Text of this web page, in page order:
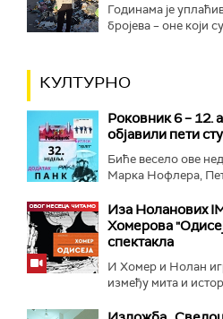
Годинама је
бројева – оне који
КУЛТУРНО
Роковник 6 – 12.
објавили пети
Биће весело ове
Марка Нофлера,
Иза Ноланових
Хомерова
спектакла
И Хомер и Нолан
између мита и